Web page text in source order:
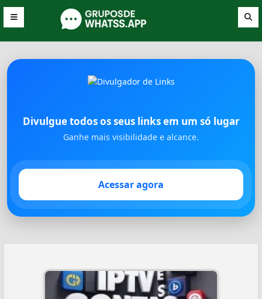
Divulgue todos os seus links em um só lugar
Ganhe mais visibilidade e alcance.
Acessar agora